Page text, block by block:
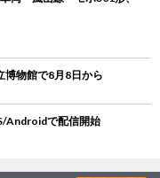
物館で8月8日から
Androidで配信開始